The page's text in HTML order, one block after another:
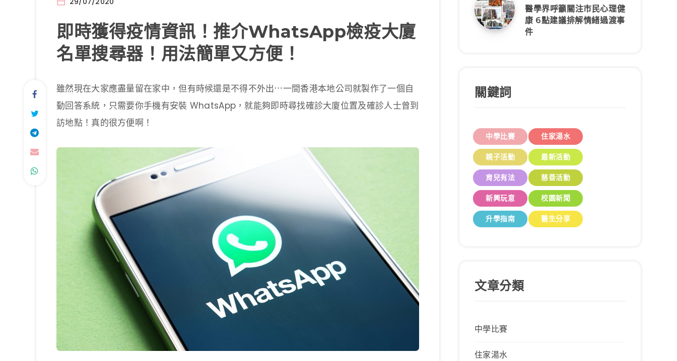
即時獲得疫情資訊！推介WhatsApp檢疫大廈
名單搜尋器！用法簡單又方便！
雖然現在大家應盡量留在家中，但有時候還是不得不外出⋯一間香港本地公司就製作了一個自
動回答系統，只需要你手機有安裝 WhatsApp，就能夠即時尋找確診大廈位置及確診人士曾到
訪地點！真的很方便啊！
醫學界呼籲關注市民心理健
康 6點建議排解情緒過渡事
件
關鍵詞
中學比賽 住家湯水
親子活動 最新活動
育兒有法 慈善活動
新興玩意 校園新聞
升學指南 醫生分享
文章分類
中學比賽
住家湯水